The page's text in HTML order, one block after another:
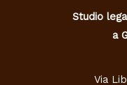
Studio
a
Via